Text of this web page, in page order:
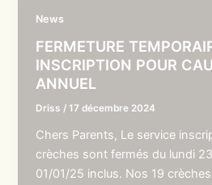
News
FERMETURE
INSCRIPTION POUR
ANNUEL
Driss /17 décembre 2024
Chers Parents, Le service
crèches sont fermés du lundi
01/01/25 inclus. Nos 19